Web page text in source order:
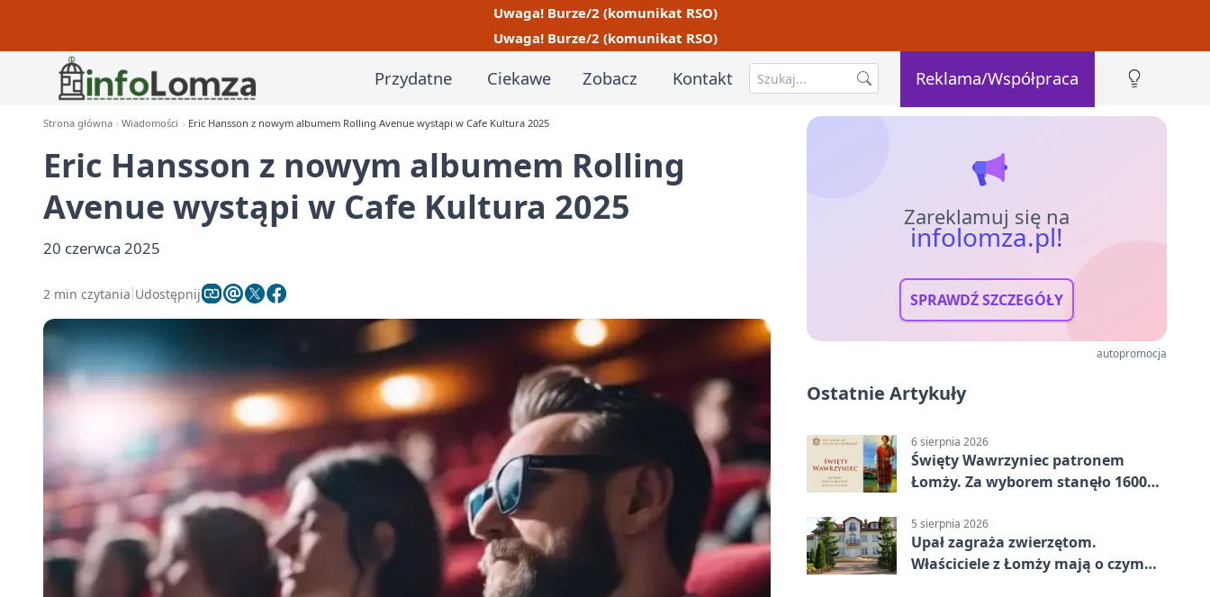
Uwaga! Burze/2 (komunikat RSO)
Uwaga! Burze/2 (komunikat RSO)
Przydatne Ciekawe Zobacz Kontakt Reklama/Współpraca
Strona główna Wiadomości Eric Hansson z nowym albumem Rolling Avenue wystąpi w Cafe Kultura 2025
Eric Hansson z nowym albumem Rolling
Avenue wystąpi w Cafe Kultura 2025
20 czerwca 2025
2 min czytania Udostępnij
Zareklamuj się na
infolomza.pl!
SPRAWDŹ SZCZEGÓŁY
autopromocja
Ostatnie Artykuły
6 sierpnia 2026
Święty Wawrzyniec patronem
Łomży. Za wyborem stanęło 1600
5 sierpnia 2026
Upał zagraża zwierzętom.
Właściciele z Łomży mają o czym